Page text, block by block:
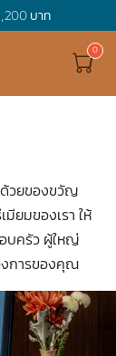
บาท
ด้วยของขวัญ
ยมของเรา ให้
อบครัว ผู้ใหญ่
งการของคุณ